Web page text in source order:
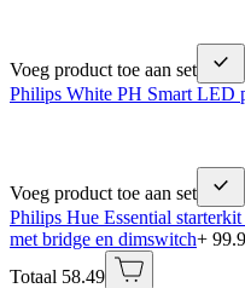
Voeg product toe aan set
Philips White PH Smart LED
Voeg product toe aan set
Philips Hue Essential
met bridge en dimswitch+
Totaal 58.49